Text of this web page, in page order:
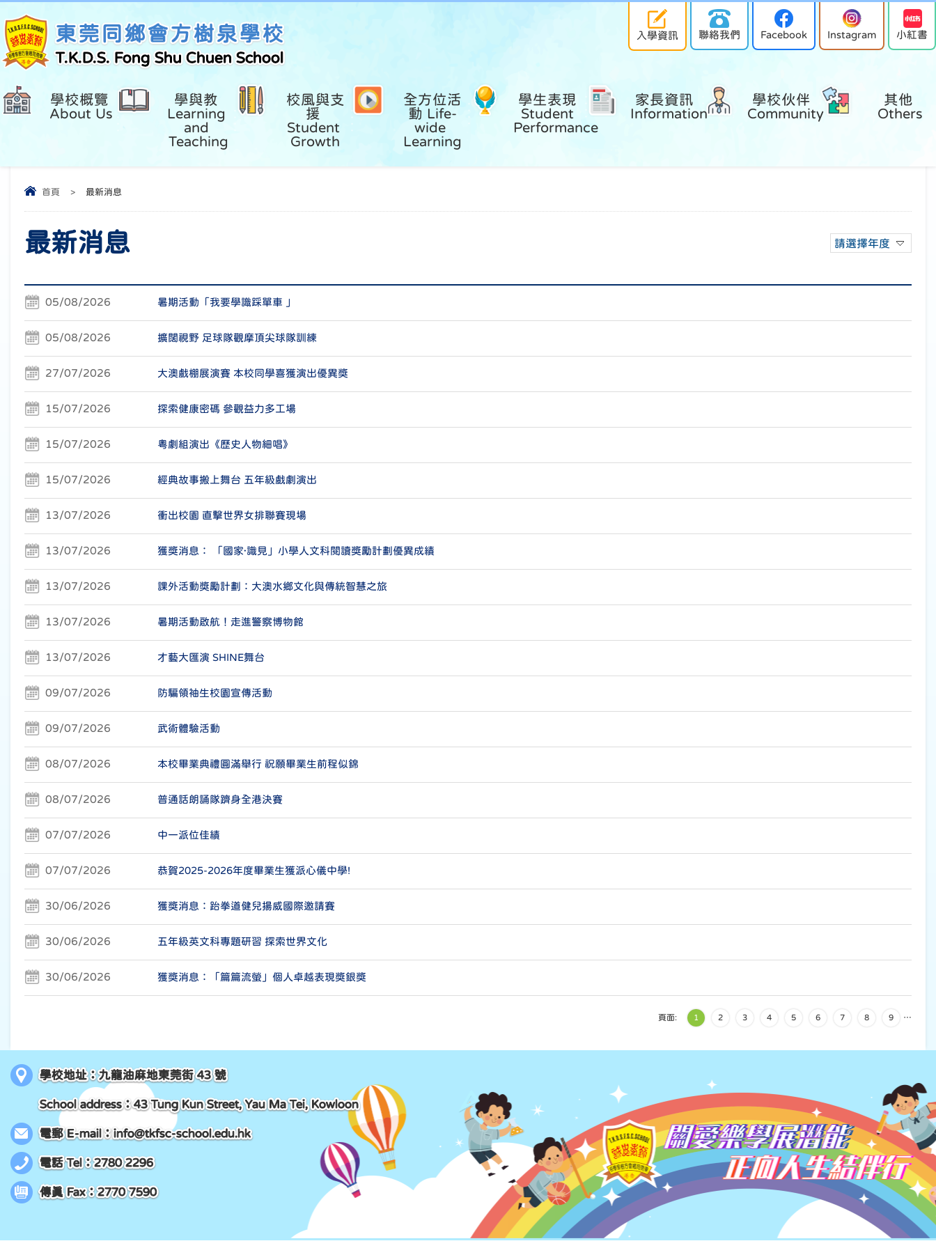
東莞同鄉會方樹泉學校
T.K.D.S. Fong Shu Chuen School
入學資訊 聯絡我們 Facebook Instagram 小紅書
學校概覽
About Us
學與教
Learning
and
Teaching
校風與支
援
Student
Growth
全方位活
動 Life-
wide
Learning
學生表現
Student
Performance
家長資訊
Information
學校伙伴
Community
其他
Others
首頁 > 最新消息
最新消息 請選擇年度
05/08/2026 暑期活動「我要學識踩單車 」
05/08/2026 擴闊視野 足球隊觀摩頂尖球隊訓練
27/07/2026 大澳戲棚展演賽 本校同學喜獲演出優異獎
15/07/2026 探索健康密碼 參觀益力多工場
15/07/2026 粵劇組演出《歷史人物細唱》
15/07/2026 經典故事搬上舞台 五年級戲劇演出
13/07/2026 衝出校園 直擊世界女排聯賽現場
13/07/2026 獲獎消息： 「國家·識見」小學人文科閱讀獎勵計劃優異成績
13/07/2026 課外活動獎勵計劃：大澳水鄉文化與傳統智慧之旅
13/07/2026 暑期活動啟航！走進警察博物館
13/07/2026 才藝大匯演 SHINE舞台
09/07/2026 防騙領袖生校園宣傳活動
09/07/2026 武術體驗活動
08/07/2026 本校畢業典禮圓滿舉行 祝願畢業生前程似錦
08/07/2026 普通話朗誦隊躋身全港決賽
07/07/2026 中一派位佳績
07/07/2026 恭賀2025-2026年度畢業生獲派心儀中學!
30/06/2026 獲獎消息：跆拳道健兒揚威國際邀請賽
30/06/2026 五年級英文科專題研習 探索世界文化
30/06/2026 獲獎消息：「篇篇流螢」個人卓越表現獎銀獎
頁面: 1 2 3 4 5 6 7 8 9 …
學校地址：九龍油麻地東莞街 43 號
School address：43 Tung Kun Street, Yau Ma Tei, Kowloon
電郵 E-mail： info@tkfsc-school.edu.hk
電話 Tel：2780 2296
傳真 Fax：2770 7590